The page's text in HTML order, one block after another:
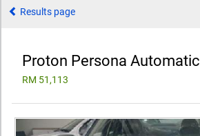
Results page
Proton Persona Automatic
RM 51,113